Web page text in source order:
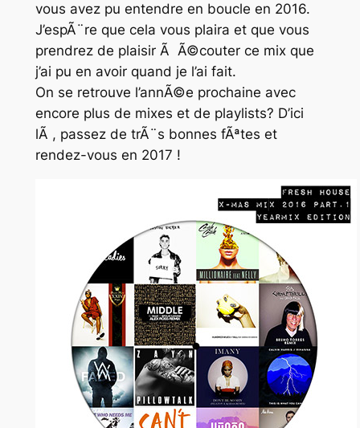
vous avez pu entendre en boucle en 2016.
J’espÃ¨re que cela vous plaira et que vous
prendrez de plaisir Ã Ã©couter ce mix que
j’ai pu en avoir quand je l’ai fait.
On se retrouve l’annÃ©e prochaine avec
encore plus de mixes et de playlists? D’ici
lÃ , passez de trÃ¨s bonnes fÃªtes et
rendez-vous en 2017 !